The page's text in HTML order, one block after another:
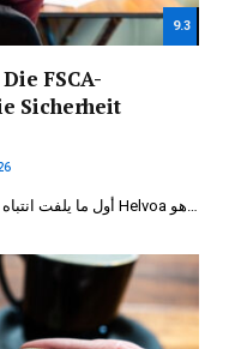
9.3
FSCA-
Sicherheit